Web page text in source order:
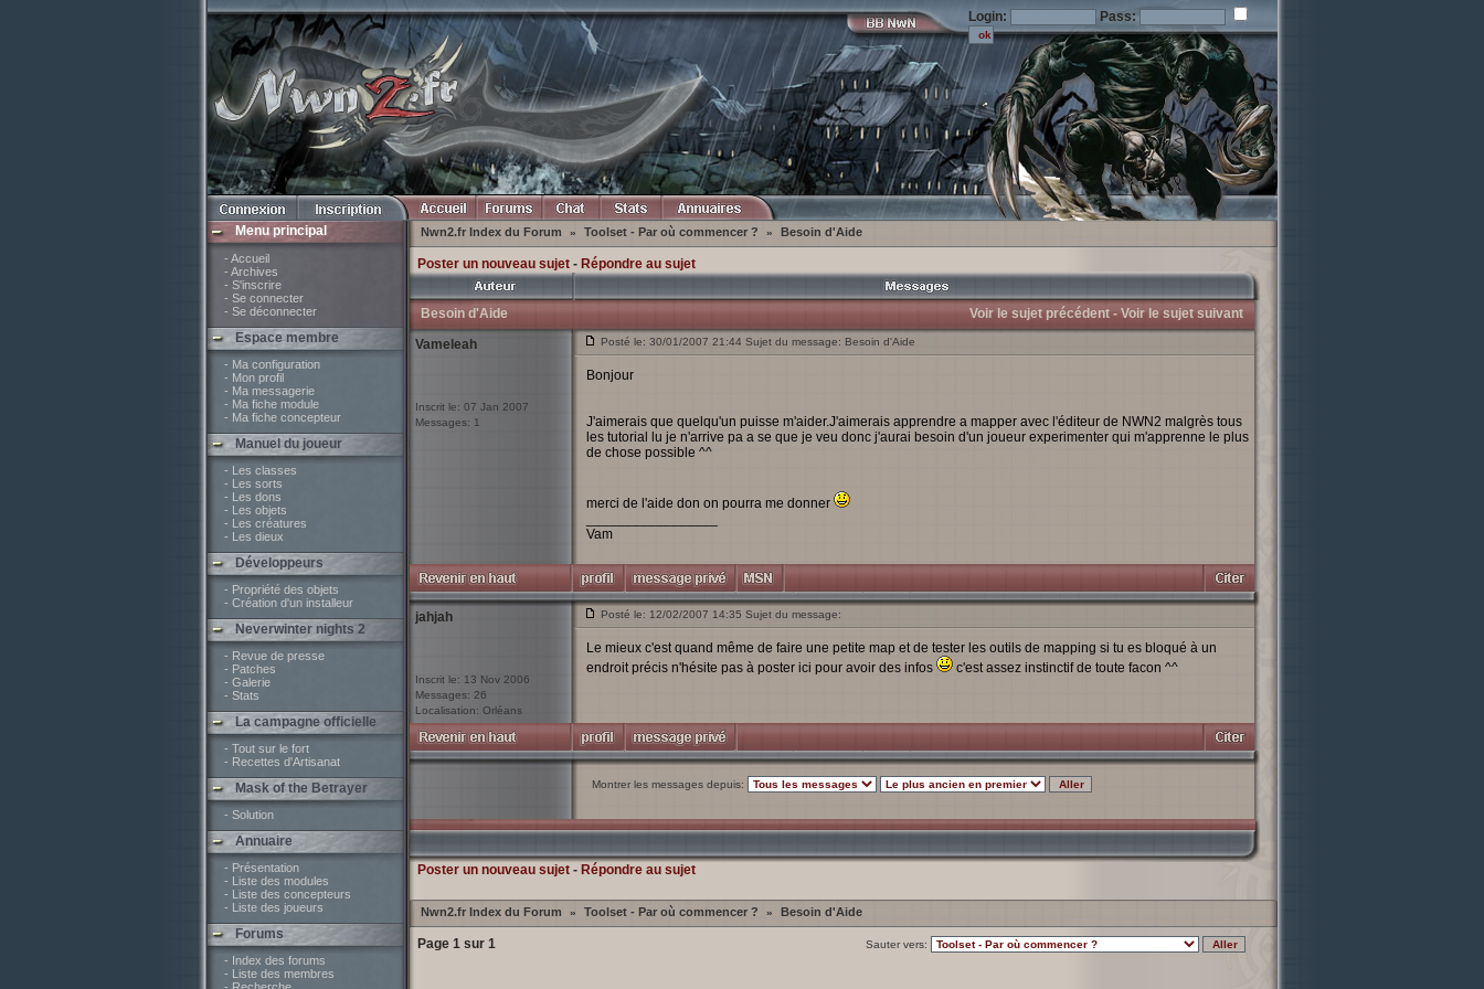
Login: Pass:
Menu principal
- Accueil
- Archives
- S'inscrire
- Se connecter
- Se déconnecter
Espace membre
- Ma configuration
- Mon profil
- Ma messagerie
- Ma fiche module
- Ma fiche concepteur
Manuel du joueur
- Les classes
- Les sorts
- Les dons
- Les objets
- Les créatures
- Les dieux
Développeurs
- Propriété des objets
- Création d'un installeur
Neverwinter nights 2
- Revue de presse
- Patches
- Galerie
- Stats
La campagne officielle
- Tout sur le fort
- Recettes d'Artisanat
Mask of the Betrayer
- Solution
Annuaire
- Présentation
- Liste des modules
- Liste des concepteurs
- Liste des joueurs
Forums
- Index des forums
- Liste des membres
Nwn2.fr Index du Forum » Toolset - Par où commencer ? » Besoin d'Aide
Poster un nouveau sujet- Répondre au sujet
Besoin d'Aide Voir le sujet précédent - Voir le sujet suivant
Vameleah
Inscrit le: 07 Jan 2007
Messages: 1
Posté le: 30/01/2007 21:44 Sujet du message: Besoin d'Aide
Bonjour
J'aimerais que quelqu'un puisse m'aider.J'aimerais apprendre a mapper avec l'éditeur de NWN2 malgrès tous
les tutorial lu je n'arrive pa a se que je veu donc j'aurai besoin d'un joueur experimenter qui m'apprenne le plus
de chose possible ^^
merci de l'aide don on pourra me donner
Vam
jahjah
Inscrit le: 13 Nov 2006
Messages: 26
Localisation: Orléans
Posté le: 12/02/2007 14:35 Sujet du message:
Le mieux c'est quand même de faire une petite map et de tester les outils de mapping si tu es bloqué à un
endroit précis n'hésite pas à poster ici pour avoir des infos
c'est assez instinctif de toute facon ^^
Montrer les messages depuis:
Poster un nouveau sujet- Répondre au sujet
Nwn2.fr Index du Forum » Toolset - Par où commencer ? » Besoin d'Aide
Page 1sur 1 Sauter vers: